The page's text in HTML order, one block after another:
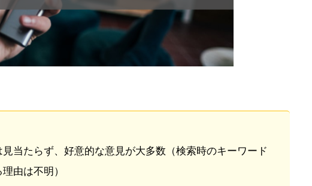
見当たらず、好意的な意見が大多数（検索時のキーワード
由は不明）